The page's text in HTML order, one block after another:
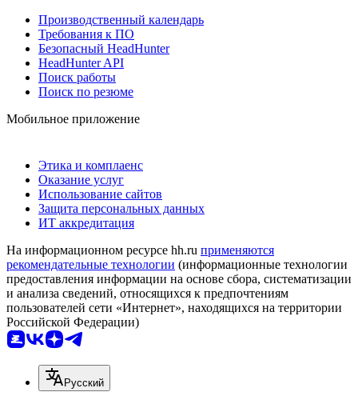
Производственный календарь
Требования к ПО
Безопасный HeadHunter
HeadHunter API
Поиск работы
Поиск по резюме
Мобильное приложение
Этика и комплаенс
Оказание услуг
Использование сайтов
Защита персональных данных
ИТ аккредитация
На информационном ресурсе hh.ru применяются
рекомендательные технологии (информационные технологии
предоставления информации на основе сбора, систематизации
и анализа сведений, относящихся к предпочтениям
пользователей сети «Интернет», находящихся на территории
Российской Федерации)
Русский